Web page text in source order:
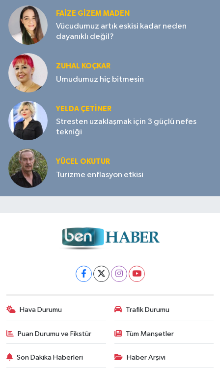
FAIZE GIZEM MADEN
Vücudumuz artık eskisi kadar neden
dayanıklı değil?
ZUHAL KOÇKAR
Umudumuz hiç bitmesin
YELDA ÇETİNER
Stresten uzaklaşmak için 3 güçlü nefes
tekniği
YÜCEL OKUTUR
Turizme enflasyon etkisi
Hava Durumu Trafik Durumu
Puan Durumu ve Fikstür Tüm Manşetler
Son Dakika Haberleri Haber Arşivi